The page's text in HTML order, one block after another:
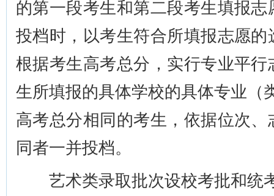
的第一段考生和第二段考生填报
投档时，以考生符合所填报志愿
根据考生高考总分，实行专业平
生所填报的具体学校的具体专业（
高考总分相同的考生，依据位次
同者一并投档。
艺术类录取批次设校考批和统